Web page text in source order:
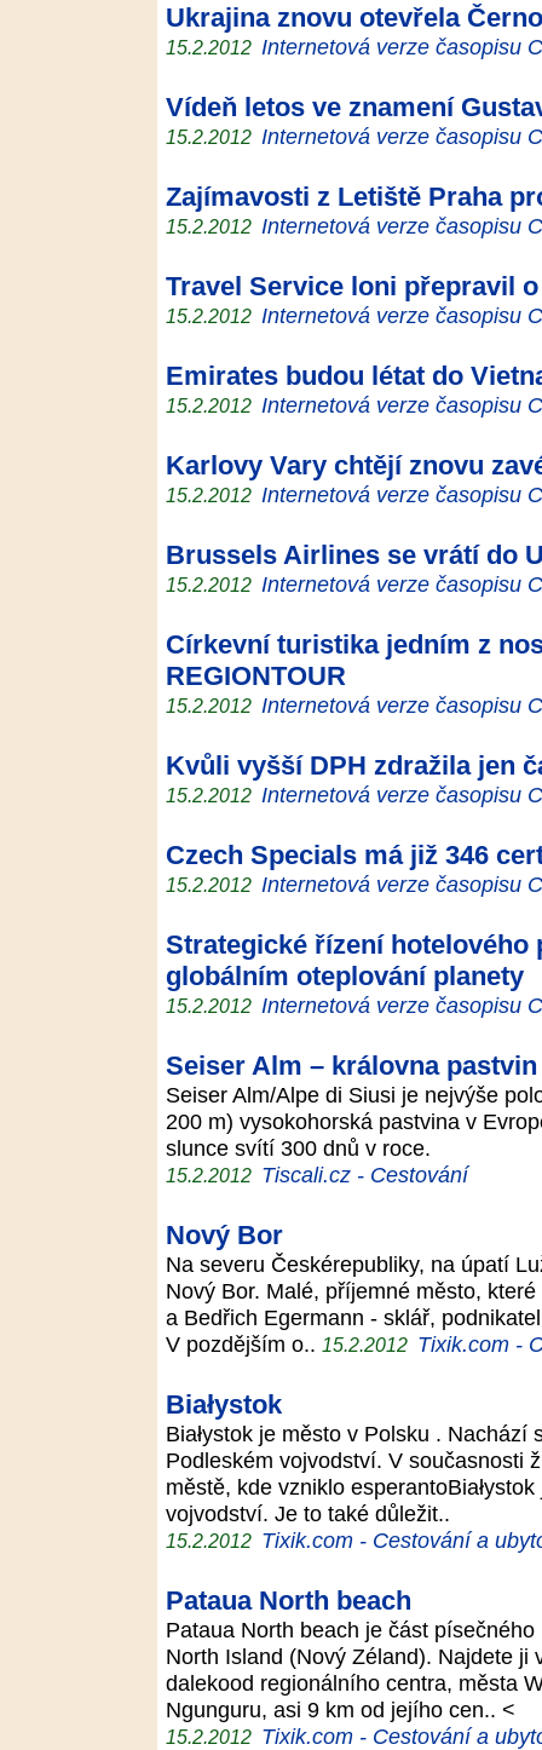
Ukrajina znovu otevřela
15.2.2012 Internetová verze časopisu
Vídeň letos ve znamení
15.2.2012 Internetová verze časopisu
Zajímavosti z Letiště Praha
15.2.2012 Internetová verze časopisu
Travel Service loni přepravil
15.2.2012 Internetová verze časopisu
Emirates budou létat do
15.2.2012 Internetová verze časopisu
Karlovy Vary chtějí znovu
15.2.2012 Internetová verze časopisu
Brussels Airlines se vrátí do
15.2.2012 Internetová verze časopisu
Církevní turistika jedním z
REGIONTOUR
15.2.2012 Internetová verze časopisu
Kvůli vyšší DPH zdražila jen
15.2.2012 Internetová verze časopisu
Czech Specials má již 346
15.2.2012 Internetová verze časopisu
Strategické řízení
globálním oteplování planety
15.2.2012 Internetová verze časopisu
Seiser Alm – královna
Seiser Alm/Alpe di Siusi je nejvýše
200 m) vysokohorská pastvina v
slunce svítí 300 dnů v roce.
15.2.2012 Tiscali.cz - Cestování
Nový Bor
Na severu Českérepubliky, na úpatí
Nový Bor. Malé, příjemné město,
a Bedřich Egermann - sklář,
V pozdějším o.. 15.2.2012 Tixik.com -
Białystok
Białystok je město v Polsku .
Podleském vojvodství. V současnosti
městě, kde vzniklo
vojvodství. Je to také důležit..
15.2.2012 Tixik.com - Cestování a
Pataua North beach
Pataua North beach je část
North Island (Nový Zéland). Najdete
dalekood regionálního centra, města
Ngunguru, asi 9 km od jejího cen.. <
15.2.2012 Tixik.com - Cestování a